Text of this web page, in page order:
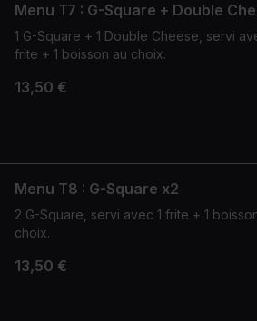
Menu T7 : G-Square + Double
1 G-Square + 1 Double Cheese, servi
frite + 1 boisson au choix.
13,50 €
Menu T8 : G-Square x2
2 G-Square, servi avec 1 frite + 1
choix.
13,50 €